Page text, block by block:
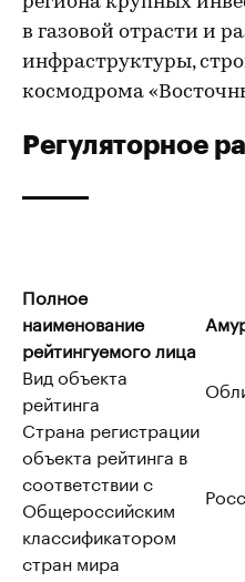
в газовой отрасти и
инфраструктуры,
космодрома
Регуляторное
Полное
наименование
рейтингуемого лица
Вид объекта
рейтинга
Страна регистрации
объекта рейтинга в
соответствии с
Общероссийским
классификатором
стран мира